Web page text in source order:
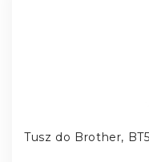
Tusz do Brother,